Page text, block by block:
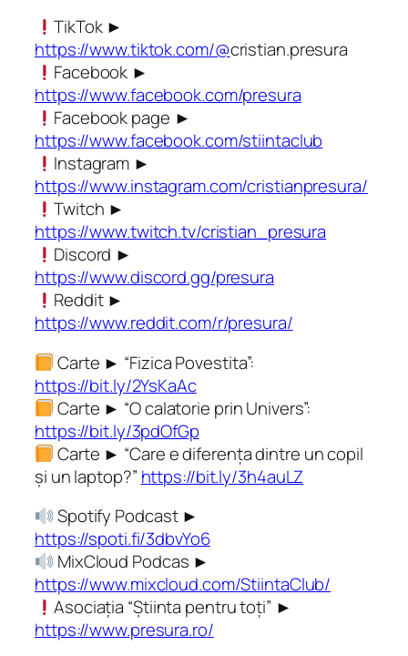
TikTok ►
https://www.tiktok.com/@cristian.presura
Facebook ►
https://www.facebook.com/presura
Facebook page ►
https://www.facebook.com/stiintaclub
Instagram ►
https://www.instagram.com/cristianpresura/
Twitch ►
https://www.twitch.tv/cristian_presura
Discord ►
https://www.discord.gg/presura
Reddit ►
https://www.reddit.com/r/presura/
Carte ► “Fizica Povestita”:
https://bit.ly/2YsKaAc
Carte ► “O calatorie prin Univers”:
https://bit.ly/3pdOfGp
Carte ► “Care e diferența dintre un copil
și un laptop?” https://bit.ly/3h4auLZ
Spotify Podcast ►
https://spoti.fi/3dbvYo6
MixCloud Podcas ►
https://www.mixcloud.com/StiintaClub/
Asociația “Știinta pentru toți” ►
https://www.presura.ro/